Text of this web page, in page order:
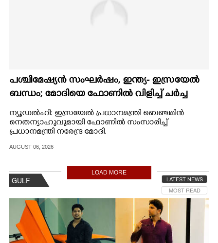
പശ്ചിമേഷ്യൻ സംഘർഷം,​ ഇന്ത്യ- ഇസ്രയേൽ
ബന്ധം; മോദിയെ ഫോണിൽ വിളിച്ച് ചർച്ച
നടത്തി നെതന്യാഹു
ന്യൂഡൽഹി: ഇസ്രയേൽ പ്രധാനമന്ത്രി ബെഞ്ചമിൻ
നെതന്യാഹുവുമായി ഫോണിൽ സംസാരിച്ച്
പ്രധാനമന്ത്രി നരേന്ദ്ര മോദി.
AUGUST 06, 2026
LOAD MORE
GULF
LATEST NEWS
MOST READ